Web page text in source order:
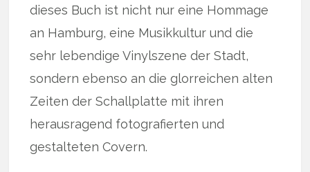
dieses Buch ist nicht nur eine Hommage
an Hamburg, eine Musikkultur und die
sehr lebendige Vinylszene der Stadt,
sondern ebenso an die glorreichen alten
Zeiten der Schallplatte mit ihren
herausragend fotografierten und
gestalteten Covern.